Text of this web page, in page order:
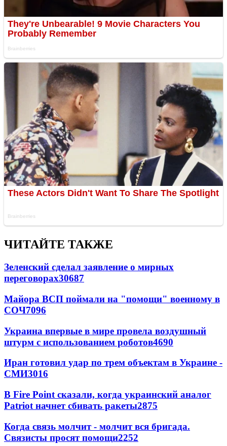
ЧИТАЙТЕ ТАКЖЕ
Зеленский сделал заявление о мирных
переговорах30687
Майора ВСП поймали на "помощи" военному в
СОЧ7096
Украина впервые в мире провела воздушный
штурм с использованием роботов4690
Иран готовил удар по трем объектам в Украине -
СМИ3016
В Fire Point сказали, когда украинский аналог
Patriot начнет сбивать ракеты2875
Когда связь молчит - молчит вся бригада.
Связисты просят помощи2252